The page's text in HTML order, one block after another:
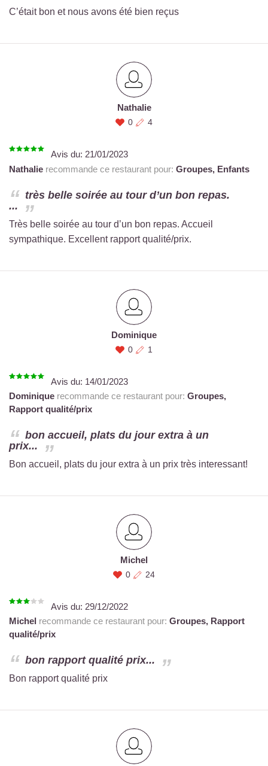
C’était bon et nous avons été bien reçus
Nathalie
0 4
Avis du: 21/01/2023
Nathalie recommande ce restaurant pour: Groupes, Enfants
très belle soirée au tour d’un bon repas.
...
Très belle soirée au tour d’un bon repas. Accueil
sympathique. Excellent rapport qualité/prix.
Dominique
0 1
Avis du: 14/01/2023
Dominique recommande ce restaurant pour: Groupes,
Rapport qualité/prix
bon accueil, plats du jour extra à un
prix...
Bon accueil, plats du jour extra à un prix très interessant!
Michel
0 24
Avis du: 29/12/2022
Michel recommande ce restaurant pour: Groupes, Rapport
qualité/prix
bon rapport qualité prix...
Bon rapport qualité prix